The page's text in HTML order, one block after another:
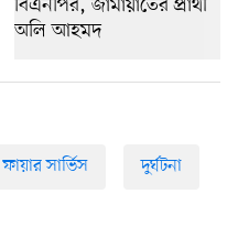
ফায়ার সার্ভিস দুর্ঘটনা